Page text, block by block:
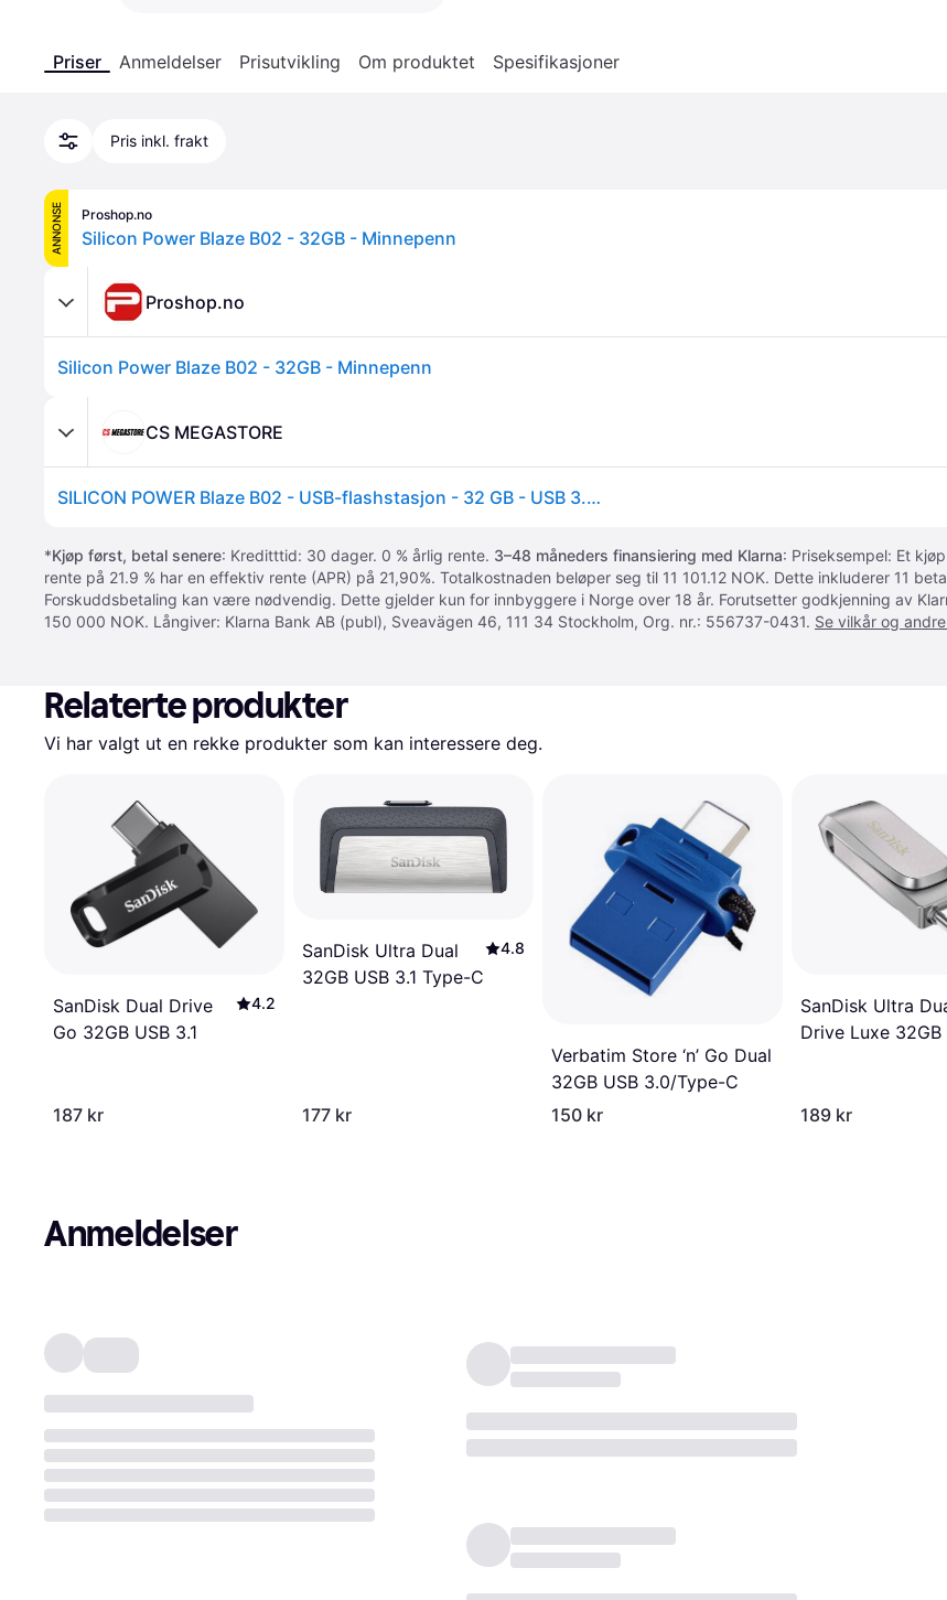
Priser Anmeldelser Prisutvikling Om produktet Spesifikasjoner
Pris inkl. frakt
ANNONSE Proshop.no
Silicon Power Blaze B02 - 32GB - Minnepenn
Proshop.no
Silicon Power Blaze B02 - 32GB - Minnepenn
CS MEGASTORE
SILICON POWER Blaze B02 - USB-flashstasjon - 32 GB - USB 3.0 / USB-C - svart
*Kjøp først, betal senere: Kreditttid: 30 dager. 0 % årlig rente. 3–48 måneders finansiering med Klarna: Priseksempel: Et
rente på 21.9 % har en effektiv rente (APR) på 21,90%. Totalkostnaden beløper seg til 11 101.12 NOK. Dette inkluderer 11
Forskuddsbetaling kan være nødvendig. Dette gjelder kun for innbyggere i Norge over 18 år. Forutsetter godkjenning av
150 000 NOK. Långiver: Klarna Bank AB (publ), Sveavägen 46, 111 34 Stockholm, Org. nr.: 556737-0431. Se vilkår og
Relaterte produkter
Vi har valgt ut en rekke produkter som kan interessere deg.
SanDisk Dual Drive
Go 32GB USB 3.1
4.2
187 kr
SanDisk Ultra Dual
32GB USB 3.1 Type-C
4.8
177 kr
Verbatim Store ‘n’ Go Dual
32GB USB 3.0/Type-C
150 kr
SanDisk Ultra
Drive Luxe 32GB
189 kr
Anmeldelser